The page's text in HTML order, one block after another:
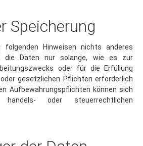
Hinweisen nichts anderes
die Daten nur solange, wie es zur
oder für die Erfüllung
gesetzlichen Pflichten erforderlich
Aufbewahrungspflichten können sich
oder steuerrechtlichen
der Daten